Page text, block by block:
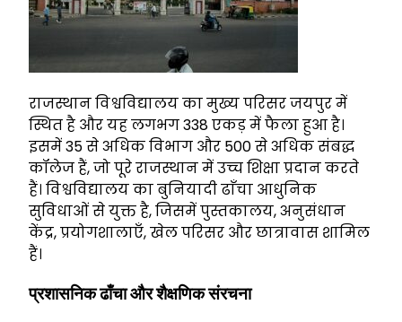
राजस्थान विश्वविद्यालय का मुख्य परिसर जयपुर में
स्थित है और यह लगभग 338 एकड़ में फैला हुआ है।
इसमें 35 से अधिक विभाग और 500 से अधिक संबद्ध
कॉलेज हैं, जो पूरे राजस्थान में उच्च शिक्षा प्रदान करते
हैं। विश्वविद्यालय का बुनियादी ढाँचा आधुनिक
सुविधाओं से युक्त है, जिसमें पुस्तकालय, अनुसंधान
केंद्र, प्रयोगशालाएँ, खेल परिसर और छात्रावास शामिल
हैं।
प्रशासनिक ढाँचा और शैक्षणिक संरचना